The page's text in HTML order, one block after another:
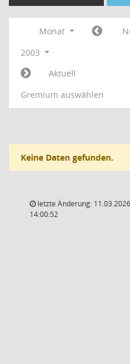
Monat
2003
Aktuell
Gremium auswählen
Keine Daten gefunden.
letzte Änderung: 11.03.2026
14:00:52